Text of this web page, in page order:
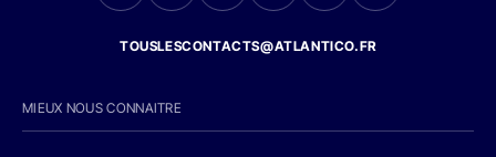
TOUSLESCONTACTS@ATLANTICO.FR
MIEUX NOUS CONNAITRE